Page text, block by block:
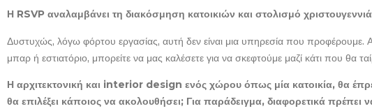
Η RSVP αναλαμβάνει τη διακόσμηση κατοικιών και στολισμό
Δυστυχώς, λόγω φόρτου εργασίας, αυτή δεν είναι μια υπηρεσία που προφέρουμε.
μπαρ ή εστιατόριο, μπορείτε να μας καλέσετε για να σκεφτούμε μαζί κάτι που θα
Η αρχιτεκτονική και interior design ενός χώρου όπως μία κατοικία, θα
θα επιλέξει κάποιος να ακολουθήσει; Για παράδειγμα, διαφορετικά πρέπει